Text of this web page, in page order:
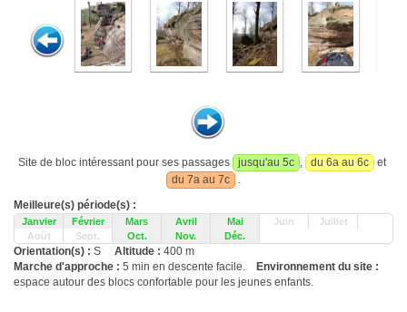
Site de bloc intéressant pour ses passages jusqu'au 5c , du 6a au 6c
et
du 7a au 7c
.
Meilleure(s) période(s) :
Janvier Février Mars Avril Mai Juin
Juillet
Août
Sept. Oct. Nov. Déc.
Orientation(s) : S Altitude : 400 m
Marche d'approche : 5 min en descente facile.
Environnement du site :
espace autour des blocs confortable pour les jeunes enfants.